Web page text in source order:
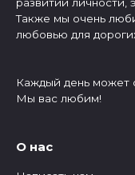
развитии личности,
Также мы очень
любовью для
Каждый день может
Мы вас любим!
О нас